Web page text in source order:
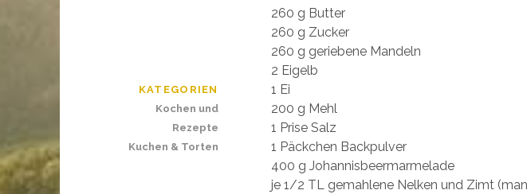
260 g Butter
260 g Zucker
260 g geriebene Mandeln
2 Eigelb
1 Ei
200 g Mehl
1 Prise Salz
1 Päckchen Backpulver
400 g Johannisbeermarmelade
je 1/2 TL gemahlene Nelken und Zimt
KATEGORIEN
Kochen und
Rezepte
Kuchen & Torten